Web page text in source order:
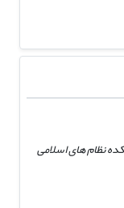
نظام های اسلامی